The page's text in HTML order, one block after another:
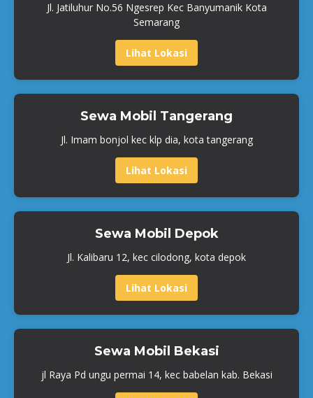
Jl. Jatiluhur No.56 Ngesrep Kec Banyumanik Kota
Semarang
Lihat Lokasi
Sewa Mobil Tangerang
Jl. Imam bonjol kec klp dia, kota tangerang
Lihat Lokasi
Sewa Mobil Depok
Jl. Kalibaru 12, kec cilodong, kota depok
Lihat Lokasi
Sewa Mobil Bekasi
jl Raya Pd ungu permai 14, kec babelan kab. Bekasi